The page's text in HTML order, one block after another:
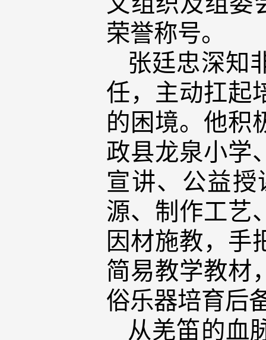
荣誉称号。
张廷忠深知
任，主动扛起
的困境。他积
政县龙泉小学
宣讲、公益
源、制作工艺
因材施教，手
简易教学教材
俗乐器培育后
从羌笛的血